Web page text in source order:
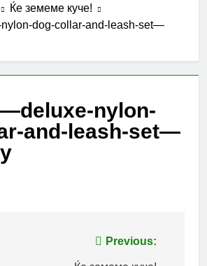
Ќе земеме куче!
dog-collar-and-leash-set—
nylon-
and-leash-set—
Previous: